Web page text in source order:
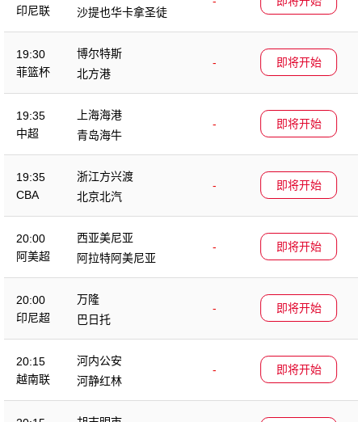
印尼联
沙提也华卡拿圣徒
19:30
菲篮杯
博尔特斯
-
北方港
即将开始
19:35
中超
上海海港
-
青岛海牛
即将开始
19:35
CBA
浙江方兴渡
-
北京北汽
即将开始
20:00
阿美超
西亚美尼亚
-
阿拉特阿美尼亚
即将开始
20:00
印尼超
万隆
-
巴日托
即将开始
20:15
越南联
河内公安
-
河静红林
即将开始